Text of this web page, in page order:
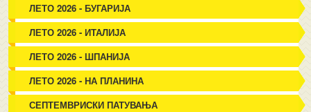
ЛЕТО 2026 - БУГАРИЈА
ЛЕТО 2026 - ИТАЛИЈА
ЛЕТО 2026 - ШПАНИЈА
ЛЕТО 2026 - НА ПЛАНИНА
СЕПТЕМВРИСКИ ПАТУВАЊА